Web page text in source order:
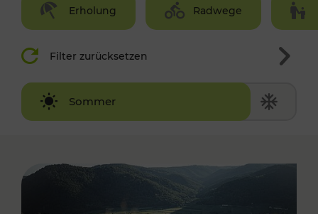
Erholung Radwege
Filter zurücksetzen
Sommer
Winter